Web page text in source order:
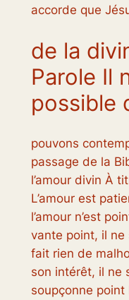
accorde que
de la
Parole Il
possible
pouvons
passage de la
l’amour divin À
L’amour est
l’amour n’est
vante point, il ne
fait rien de
son intérêt, il ne
soupçonne